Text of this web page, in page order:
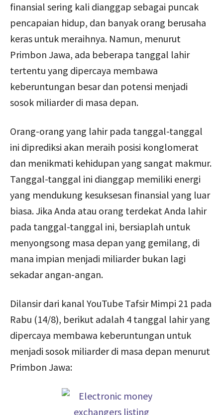
finansial sering kali dianggap sebagai puncak
pencapaian hidup, dan banyak orang berusaha
keras untuk meraihnya. Namun, menurut
Primbon Jawa, ada beberapa tanggal lahir
tertentu yang dipercaya membawa
keberuntungan besar dan potensi menjadi
sosok miliarder di masa depan.
Orang-orang yang lahir pada tanggal-tanggal
ini diprediksi akan meraih posisi konglomerat
dan menikmati kehidupan yang sangat makmur.
Tanggal-tanggal ini dianggap memiliki energi
yang mendukung kesuksesan finansial yang luar
biasa. Jika Anda atau orang terdekat Anda lahir
pada tanggal-tanggal ini, bersiaplah untuk
menyongsong masa depan yang gemilang, di
mana impian menjadi miliarder bukan lagi
sekadar angan-angan.
Dilansir dari kanal YouTube Tafsir Mimpi 21 pada
Rabu (14/8), berikut adalah 4 tanggal lahir yang
dipercaya membawa keberuntungan untuk
menjadi sosok miliarder di masa depan menurut
Primbon Jawa: